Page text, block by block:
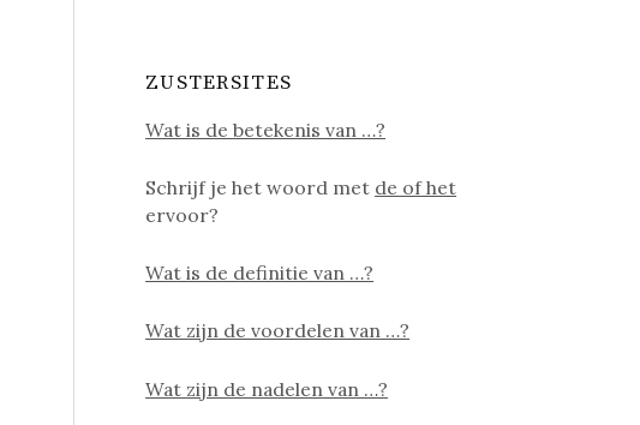
ZUSTERSITES
Wat is de betekenis van …?
Schrijf je het woord met de of het
ervoor?
Wat is de definitie van …?
Wat zijn de voordelen van …?
Wat zijn de nadelen van …?